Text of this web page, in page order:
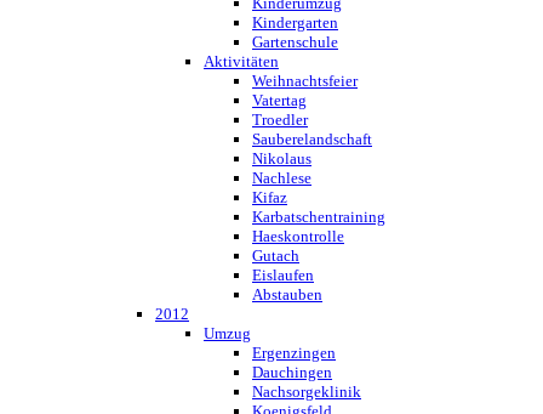
Kindergarten
Gartenschule
Aktivitäten
Weihnachtsfeier
Vatertag
Troedler
Sauberelandschaft
Nikolaus
Nachlese
Kifaz
Karbatschentraining
Haeskontrolle
Gutach
Eislaufen
Abstauben
2012
Umzug
Ergenzingen
Dauchingen
Nachsorgeklinik